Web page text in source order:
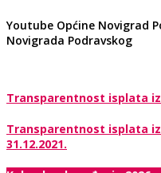
Youtube Općine Novigrad
Novigrada Podravskog
Transparentnost isplata iz
Transparentnost isplata iz
31.12.2021.